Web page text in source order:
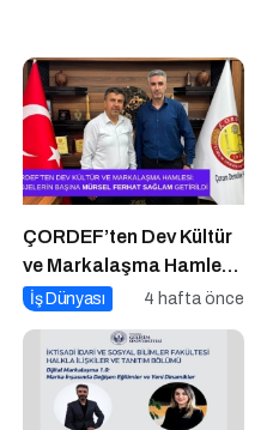
ÇORDEF’ten Dev Kültür
ve Markalaşma Hamlesi:
Projelerin Başına Mürsel
İş Dünyası 4 hafta önce